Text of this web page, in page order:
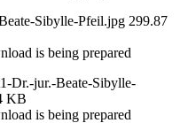
Sibylle-Pfeil.jpg 299.87
is being prepared
Dr.-jur.-Beate-Sibylle-
KB
is being prepared